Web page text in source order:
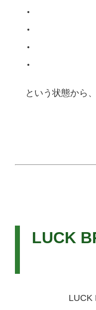
という状態から
LUCK
LUCK